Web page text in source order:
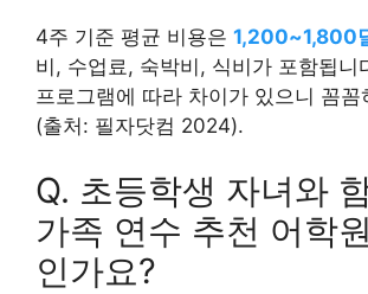
4주 기준 평균 비용은 1,200~1,800
비, 수업료, 숙박비, 식비가 포함됩니
프로그램에 따라 차이가 있으니 꼼꼼
(출처: 필자닷컴 2024).
Q. 초등학생 자녀와
가족 연수 추천 어학
인가요?